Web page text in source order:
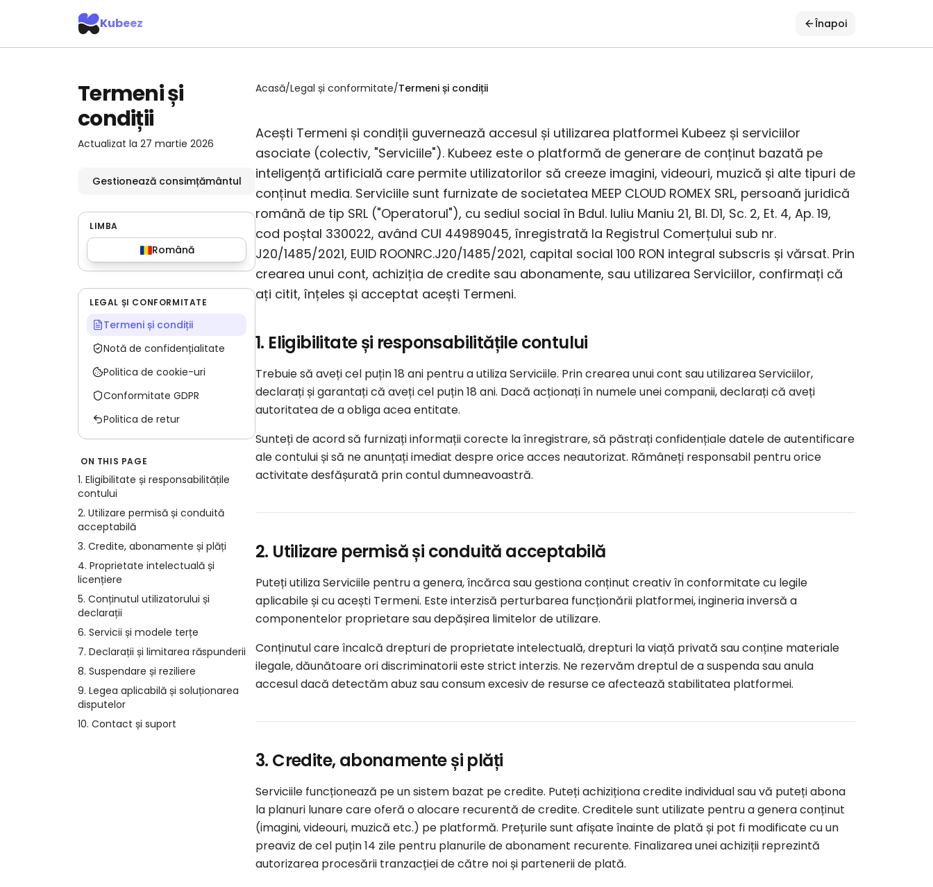
Kubeez Înapoi
Termeni și
condiții
Actualizat la 27 martie 2026
Gestionează consimțământul
LIMBA
Română
LEGAL ȘI CONFORMITATE
Termeni și condiții
Notă de confidențialitate
Politica de cookie-uri
Conformitate GDPR
Politica de retur
ON THIS PAGE
1. Eligibilitate și responsabilitățile
contului
2. Utilizare permisă și conduită
acceptabilă
3. Credite, abonamente și plăți
4. Proprietate intelectuală și
licențiere
5. Conținutul utilizatorului și
declarații
6. Servicii și modele terțe
7. Declarații și limitarea răspunderii
8. Suspendare și reziliere
9. Legea aplicabilă și soluționarea
disputelor
10. Contact și suport
Acasă/Legal și conformitate/Termeni și condiții
Acești Termeni și condiții guvernează accesul și utilizarea platformei Kubeez și serviciilor
asociate (colectiv, "Serviciile"). Kubeez este o platformă de generare de conținut bazată pe
inteligență artificială care permite utilizatorilor să creeze imagini, videouri, muzică și alte tipuri de
conținut media. Serviciile sunt furnizate de societatea MEEP CLOUD ROMEX SRL, persoană juridică
română de tip SRL ("Operatorul"), cu sediul social în Bdul. Iuliu Maniu 21, Bl. D1, Sc. 2, Et. 4, Ap. 19,
cod poștal 330022, având CUI 44989045, înregistrată la Registrul Comerțului sub nr.
J20/1485/2021, EUID ROONRC.J20/1485/2021, capital social 100 RON integral subscris și vărsat. Prin
crearea unui cont, achiziția de credite sau abonamente, sau utilizarea Serviciilor, confirmați că
ați citit, înțeles și acceptat acești Termeni.
1. Eligibilitate și responsabilitățile contului
Trebuie să aveți cel puțin 18 ani pentru a utiliza Serviciile. Prin crearea unui cont sau utilizarea Serviciilor,
declarați și garantați că aveți cel puțin 18 ani. Dacă acționați în numele unei companii, declarați că aveți
autoritatea de a obliga acea entitate.
Sunteți de acord să furnizați informații corecte la înregistrare, să păstrați confidențiale datele de autentificare
ale contului și să ne anunțați imediat despre orice acces neautorizat. Rămâneți responsabil pentru orice
activitate desfășurată prin contul dumneavoastră.
2. Utilizare permisă și conduită acceptabilă
Puteți utiliza Serviciile pentru a genera, încărca sau gestiona conținut creativ în conformitate cu legile
aplicabile și cu acești Termeni. Este interzisă perturbarea funcționării platformei, ingineria inversă a
componentelor proprietare sau depășirea limitelor de utilizare.
Conținutul care încalcă drepturi de proprietate intelectuală, drepturi la viață privată sau conține materiale
ilegale, dăunătoare ori discriminatorii este strict interzis. Ne rezervăm dreptul de a suspenda sau anula
accesul dacă detectăm abuz sau consum excesiv de resurse ce afectează stabilitatea platformei.
3. Credite, abonamente și plăți
Serviciile funcționează pe un sistem bazat pe credite. Puteți achiziționa credite individual sau vă puteți abona
la planuri lunare care oferă o alocare recurentă de credite. Creditele sunt utilizate pentru a genera conținut
(imagini, videouri, muzică etc.) pe platformă. Prețurile sunt afișate înainte de plată și pot fi modificate cu un
preaviz de cel puțin 14 zile pentru planurile de abonament recurente. Finalizarea unei achiziții reprezintă
autorizarea procesării tranzacției de către noi și partenerii de plată.